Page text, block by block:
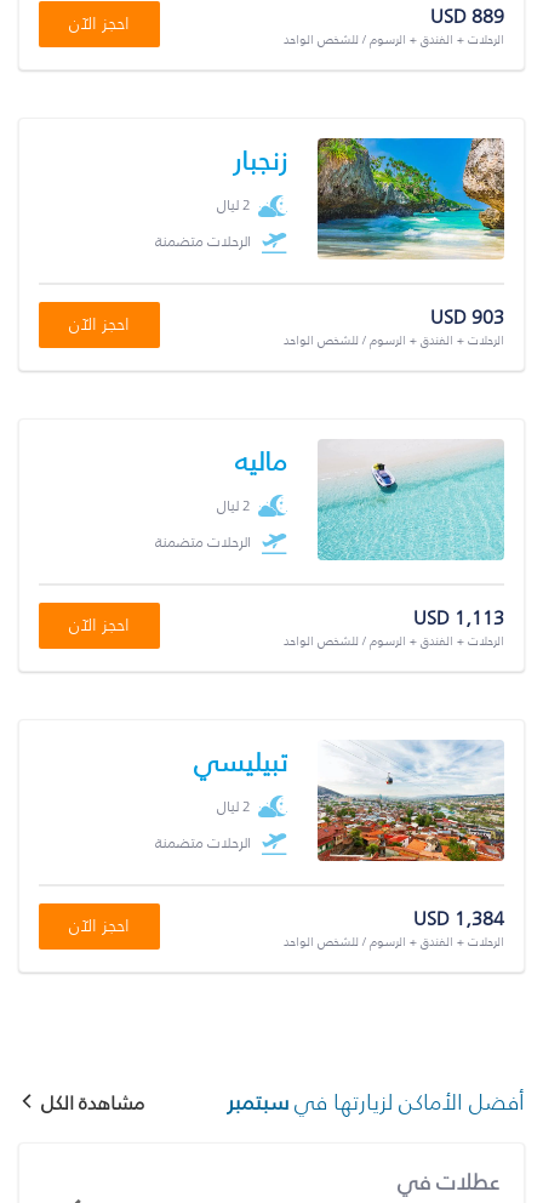
USD 889
الرحلات + الفندق + الرسوم / للشخص الواحد
احجز الآن
زنجبار
2 ليال
الرحلات متضمنة
USD 903
الرحلات + الفندق + الرسوم / للشخص الواحد
احجز الآن
ماليه
2 ليال
الرحلات متضمنة
USD 1,113
الرحلات + الفندق + الرسوم / للشخص الواحد
احجز الآن
تبيليسي
2 ليال
الرحلات متضمنة
USD 1,384
الرحلات + الفندق + الرسوم / للشخص الواحد
احجز الآن
أفضل الأماكن لزيارتها فيسبتمبر مشاهدة الكل
عطلات في